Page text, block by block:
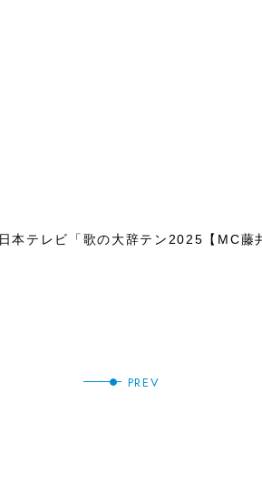
テレビ「歌の大辞テン2025【MC藤
PREV